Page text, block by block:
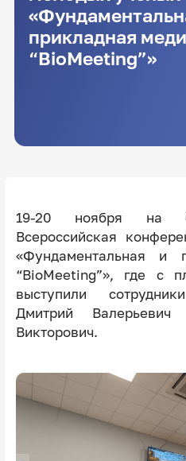
прикладная
“BioMeeting”»
19-20 ноября на
Всероссийская
«Фундаментальная и
“BioMeeting”», где с
выступили
Дмитрий
Викторович.